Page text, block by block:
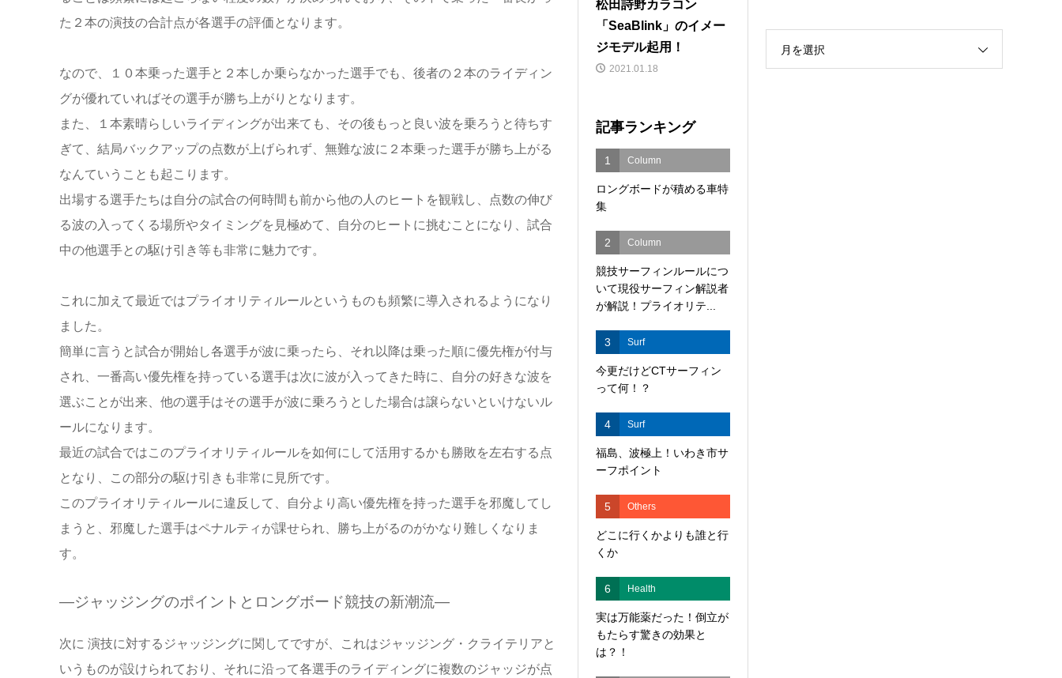
た２本の演技の合計点が各選手の評価となります。
なので、１０本乗った選手と２本しか乗らなかった選手でも、後者の２本のライディン
グが優れていればその選手が勝ち上がりとなります。
また、１本素晴らしいライディングが出来ても、その後もっと良い波を乗ろうと待ちす
ぎて、結局バックアップの点数が上げられず、無難な波に２本乗った選手が勝ち上がる
なんていうことも起こります。
出場する選手たちは自分の試合の何時間も前から他の人のヒートを観戦し、点数の伸び
る波の入ってくる場所やタイミングを見極めて、自分のヒートに挑むことになり、試合
中の他選手との駆け引き等も非常に魅力です。
これに加えて最近ではプライオリティルールというものも頻繁に導入されるようになり
ました。
簡単に言うと試合が開始し各選手が波に乗ったら、それ以降は乗った順に優先権が付与
され、一番高い優先権を持っている選手は次に波が入ってきた時に、自分の好きな波を
選ぶことが出来、他の選手はその選手が波に乗ろうとした場合は譲らないといけないル
ールになります。
最近の試合ではこのプライオリティルールを如何にして活用するかも勝敗を左右する点
となり、この部分の駆け引きも非常に見所です。
このプライオリティルールに違反して、自分より高い優先権を持った選手を邪魔してし
まうと、邪魔した選手はペナルティが課せられ、勝ち上がるのがかなり難しくなりま
す。
—ジャッジングのポイントとロングボード競技の新潮流—
次に 演技に対するジャッジングに関してですが、これはジャッジング・クライテリアと
いうものが設けられており、それに沿って各選手のライディングに複数のジャッジが点
松田詩野カラコン
「SeaBlink」のイメー
ジモデル起用！
2021.01.18
記事ランキング
1 Column
ロングボードが積める車特
集
2 Column
競技サーフィンルールにつ
いて現役サーフィン解説者
が解説！プライオリテ...
3 Surf
今更だけどCTサーフィン
って何！？
4 Surf
福島、波極上！いわき市サ
ーフポイント
5 Others
どこに行くかよりも誰と行
くか
6 Health
実は万能薬だった！倒立が
もたらす驚きの効果と
は？！
月を選択